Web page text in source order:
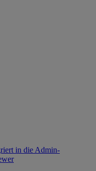
in die Admin-